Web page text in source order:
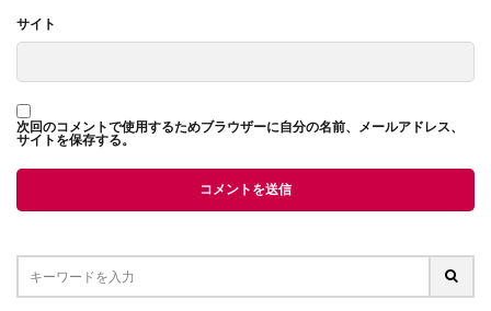
サイト
次回のコメントで使用するためブラウザーに自分の名前、メールアドレス、
サイトを保存する。